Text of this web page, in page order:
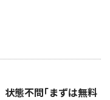
態不問｢まずは無料